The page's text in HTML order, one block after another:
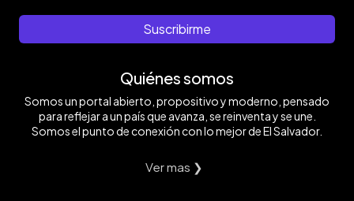
Suscribirme
Quiénes somos
Somos un portal abierto, propositivo y moderno, pensado
para reflejar a un país que avanza, se reinventa y se une.
Somos el punto de conexión con lo mejor de El Salvador.
Ver mas ❯